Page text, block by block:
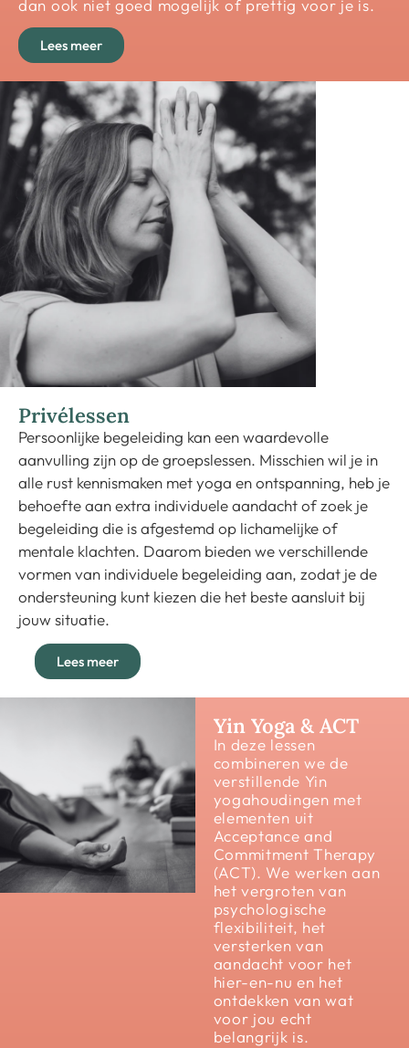
dan ook niet goed mogelijk of prettig voor je is.
Lees meer
Privélessen
Persoonlijke begeleiding kan een waardevolle
aanvulling zijn op de groepslessen. Misschien wil je in
alle rust kennismaken met yoga en ontspanning, heb je
behoefte aan extra individuele aandacht of zoek je
begeleiding die is afgestemd op lichamelijke of
mentale klachten. Daarom bieden we verschillende
vormen van individuele begeleiding aan, zodat je de
ondersteuning kunt kiezen die het beste aansluit bij
jouw situatie.
Lees meer
Yin Yoga & ACT
In deze lessen
combineren we de
verstillende Yin
yogahoudingen met
elementen uit
Acceptance and
Commitment Therapy
(ACT). We werken aan
het vergroten van
psychologische
flexibiliteit, het
versterken van
aandacht voor het
hier-en-nu en het
ontdekken van wat
voor jou echt
belangrijk is.